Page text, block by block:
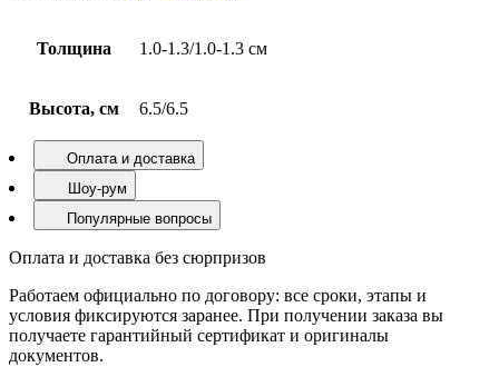
Толщина 1.0-1.3/1.0-1.3 см
Высота, см 6.5/6.5
Оплата и доставка
Шоу-рум
Популярные вопросы
Оплата и доставка без сюрпризов
Работаем официально по договору: все сроки, этапы и
условия фиксируются заранее. При получении заказа вы
получаете гарантийный сертификат и оригиналы
документов.